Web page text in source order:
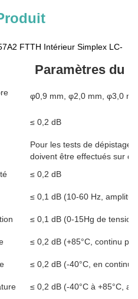
FTTH Intérieur Simplex LC-
Paramètres du
φ0,9 mm, φ2,0 mm, φ3,0
≤ 0,2 dB
Pour les tests de dépistage
doivent être effectués sur
≤ 0,2 dB
≤ 0,1 dB (10-60 Hz,
≤ 0,1 dB (0-15Hg de
≤ 0,2 dB (+85°C, continu
≤ 0,2 dB (-40°C, en continu
≤ 0,2 dB (-40°C à +85°C,